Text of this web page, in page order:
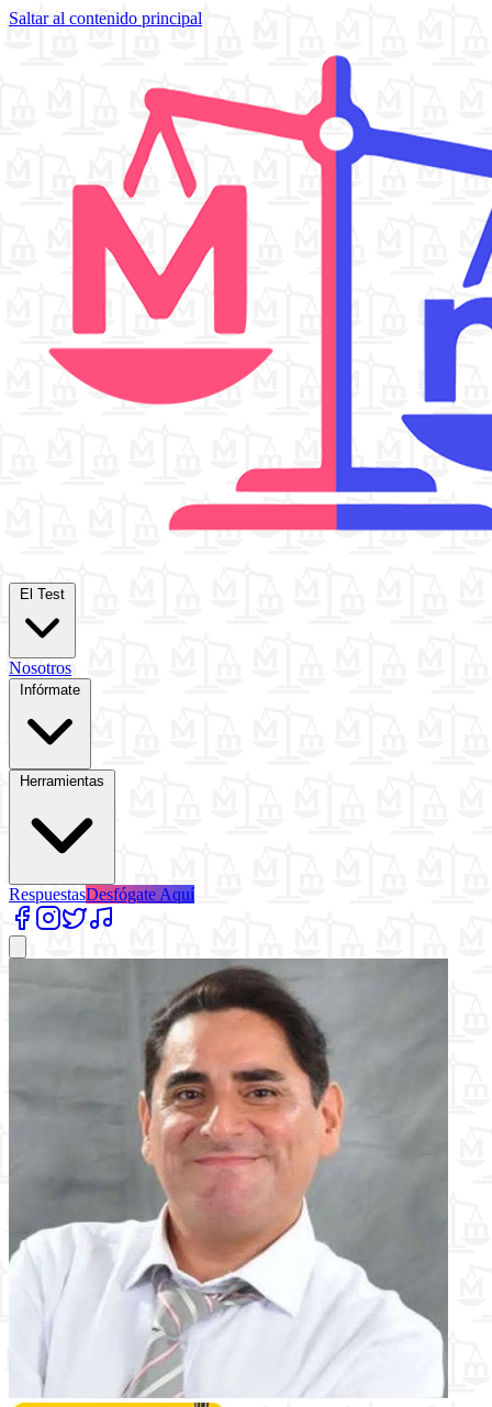
Saltar al contenido principal
Nosotros
RespuestasDesfógate Aquí